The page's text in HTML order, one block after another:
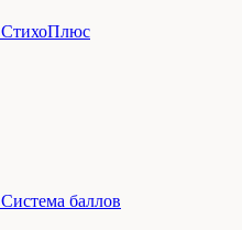
СтихоПлюс
Система баллов